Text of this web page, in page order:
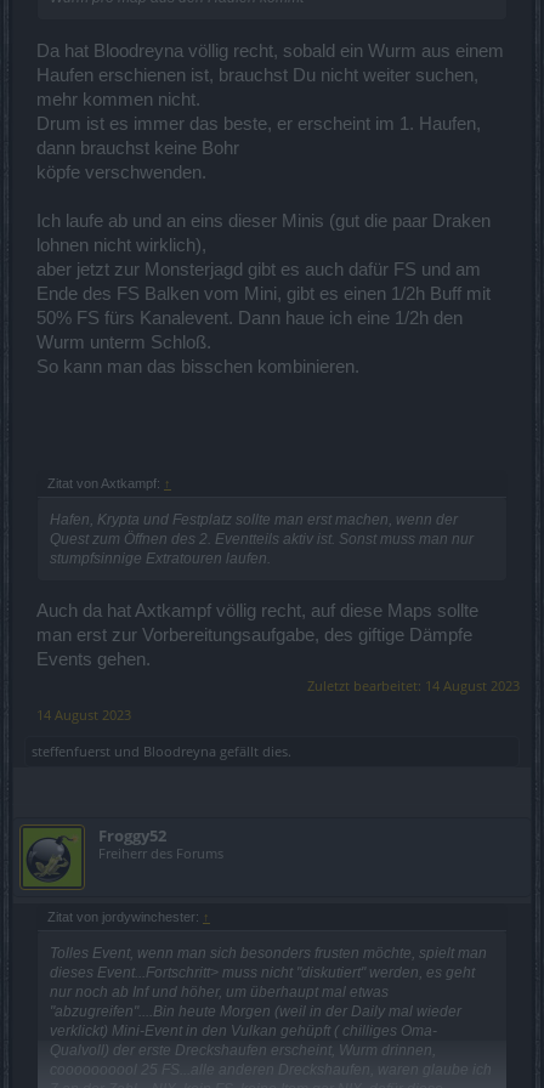
Da hat Bloodreyna völlig recht, sobald ein Wurm aus einem
Haufen erschienen ist, brauchst Du nicht weiter suchen,
mehr kommen nicht.
Drum ist es immer das beste, er erscheint im 1. Haufen,
dann brauchst keine Bohr
köpfe verschwenden.
Ich laufe ab und an eins dieser Minis (gut die paar Draken
lohnen nicht wirklich),
aber jetzt zur Monsterjagd gibt es auch dafür FS und am
Ende des FS Balken vom Mini, gibt es einen 1/2h Buff mit
50% FS fürs Kanalevent. Dann haue ich eine 1/2h den
Wurm unterm Schloß.
So kann man das bisschen kombinieren.
Zitat von Axtkampf: ↑
Hafen, Krypta und Festplatz sollte man erst machen, wenn der
Quest zum Öffnen des 2. Eventteils aktiv ist. Sonst muss man nur
stumpfsinnige Extratouren laufen.
Auch da hat Axtkampf völlig recht, auf diese Maps sollte
man erst zur Vorbereitungsaufgabe, des giftige Dämpfe
Events gehen.
Zuletzt bearbeitet: 14 August 2023
14 August 2023
steffenfuerst und Bloodreyna gefällt dies.
Froggy52
Freiherr des Forums
Zitat von jordywinchester: ↑
Tolles Event, wenn man sich besonders frusten möchte, spielt man
dieses Event...Fortschritt> muss nicht "diskutiert" werden, es geht
nur noch ab Inf und höher, um überhaupt mal etwas
"abzugreifen"....Bin heute Morgen (weil in der Daily mal wieder
verklickt) Mini-Event in den Vulkan gehüpft ( chilliges Oma-
Qualvoll) der erste Dreckshaufen erscheint, Wurm drinnen,
coooooooool 25 FS...alle anderen Dreckshaufen, waren glaube ich